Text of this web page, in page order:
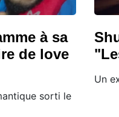
à sa
de love
sorti le
Un